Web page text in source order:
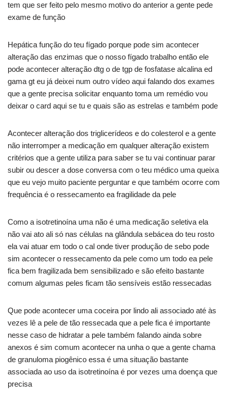
tem que ser feito pelo mesmo motivo do anterior a gente pede
exame de função
Hepática função do teu fígado porque pode sim acontecer
alteração das enzimas que o nosso fígado trabalho então ele
pode acontecer alteração dtg o de tgp de fosfatase alcalina ed
gama gt eu já deixei num outro vídeo aqui falando dos exames
que a gente precisa solicitar enquanto toma um remédio vou
deixar o card aqui se tu e quais são as estrelas e também pode
Acontecer alteração dos triglicerídeos e do colesterol e a gente
não interromper a medicação em qualquer alteração existem
critérios que a gente utiliza para saber se tu vai continuar parar
subir ou descer a dose conversa com o teu médico uma queixa
que eu vejo muito paciente perguntar e que também ocorre com
frequência é o ressecamento ea fragilidade da pele
Como a isotretinoína uma não é uma medicação seletiva ela
não vai ato ali só nas células na glândula sebácea do teu rosto
ela vai atuar em todo o cal onde tiver produção de sebo pode
sim acontecer o ressecamento da pele como um todo ea pele
fica bem fragilizada bem sensibilizado e são efeito bastante
comum algumas peles ficam tão sensíveis estão ressecadas
Que pode acontecer uma coceira por lindo ali associado até às
vezes lê a pele de tão ressecada que a pele fica é importante
nesse caso de hidratar a pele também falando ainda sobre
anexos é sim comum acontecer na unha o que a gente chama
de granuloma piogênico essa é uma situação bastante
associada ao uso da isotretinoína é por vezes uma doença que
precisa